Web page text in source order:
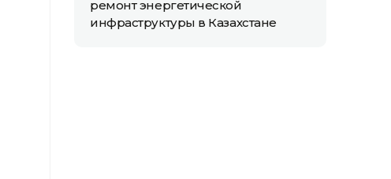
ремонт энергетической
инфраструктуры в Казахстане